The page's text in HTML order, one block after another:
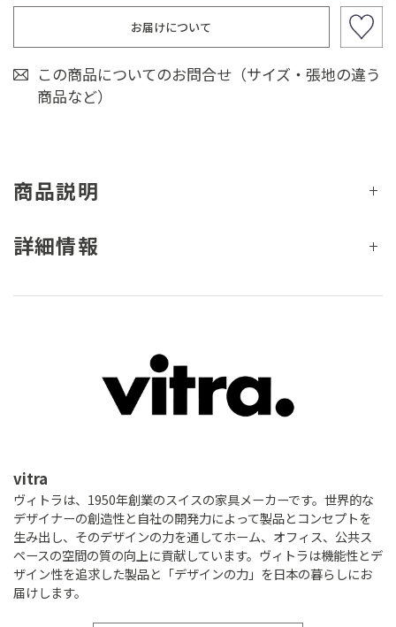
お届けについて
この商品についてのお問合せ（サイズ・張地の違う
商品など）
商品説明
詳細情報
vitra
ヴィトラは、1950年創業のスイスの家具メーカーです。世界的な
デザイナーの創造性と自社の開発力によって製品とコンセプトを
生み出し、そのデザインの力を通してホーム、オフィス、公共ス
ペースの空間の質の向上に貢献しています。ヴィトラは機能性とデ
ザイン性を追求した製品と「デザインの力」を日本の暮らしにお
届けします。